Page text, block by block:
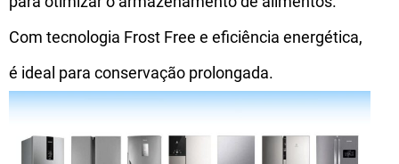
Com tecnologia Frost Free e eficiência energética,
é ideal para conservação prolongada.